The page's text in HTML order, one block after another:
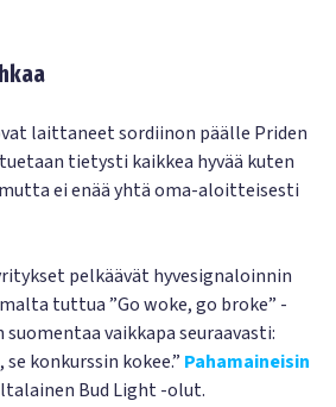
laittaneet sordiinon päälle Priden
tietysti kaikkea hyvää kuten
ei enää yhtä oma-aloitteisesti
pelkäävät hyvesignaloinnin
tuttua ”Go woke, go broke” -
vaikkapa seuraavasti:
konkurssin kokee.” Pahamaineisin
Bud Light -olut.